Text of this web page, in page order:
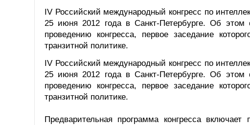
IV Российский международный конгресс по
25 июня 2012 года в Санкт-Петербурге. Об этом
проведению конгресса, первое заседание
транзитной политике.
IV Российский международный конгресс по
25 июня 2012 года в Санкт-Петербурге. Об этом
проведению конгресса, первое заседание
транзитной политике.
Предварительная программа конгресса